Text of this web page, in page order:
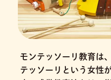
モンテッソーリ教育は
テッソーリという女性